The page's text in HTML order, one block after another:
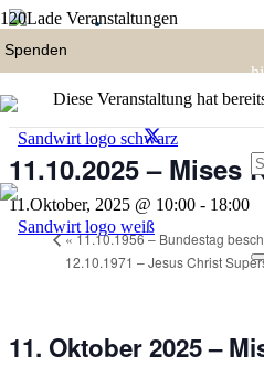
« Alle Veranstaltungen
Diese Veranstaltung hat
11.10.2025 – Mises
11.Oktober, 2025 @ 10:00 - 18:00
«11.10.1956 – Bundestag
12.10.1971 – Jesus Christ
11. Oktober 2025 –